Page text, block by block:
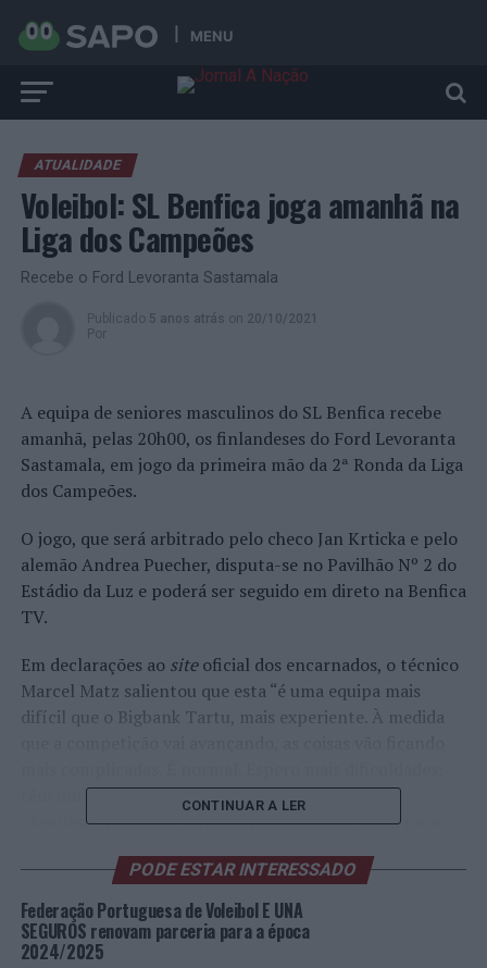
MENU
ATUALIDADE
Voleibol: SL Benfica joga amanhã na
Liga dos Campeões
Recebe o Ford Levoranta Sastamala
Publicado 5 anos atrás on 20/10/2021
Por
A equipa de seniores masculinos do SL Benfica recebe
amanhã, pelas 20h00, os finlandeses do Ford Levoranta
Sastamala, em jogo da primeira mão da 2ª Ronda da Liga
dos Campeões.
O jogo, que será arbitrado pelo checo Jan Krticka e pelo
alemão Andrea Puecher, disputa-se no Pavilhão Nº 2 do
Estádio da Luz e poderá ser seguido em direto na Benfica
TV.
Em declarações ao siteoficial dos encarnados, o técnico
Marcel Matz salientou que esta “é uma equipa mais
difícil que o Bigbank Tartu, mais experiente. À medida
têm um distribuidor muito experiente, centrais
grandes… Temos de estar ao nosso melhor nível para
conseguir um resultado positivo que nos permita
passar“.
O zona 4 André Lopes afina pelo mesmo diapasão, mas
CONTINUAR A LER
PODE ESTAR INTERESSADO
Federação Portuguesa de Voleibol E UNA
SEGUROS renovam parceria para a época
2024/2025